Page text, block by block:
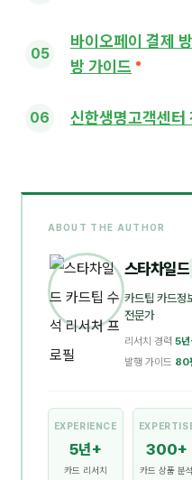
바이오페이 결제
방 가이드
신한생명고객센터
ABOUT THE AUTHOR
스타차일드
카드팁 카드정
전문가
리서치 경력 5
발행 가이드 80
EXPERIENCE
5년+
카드 리서치
300+
카드 상품 분석